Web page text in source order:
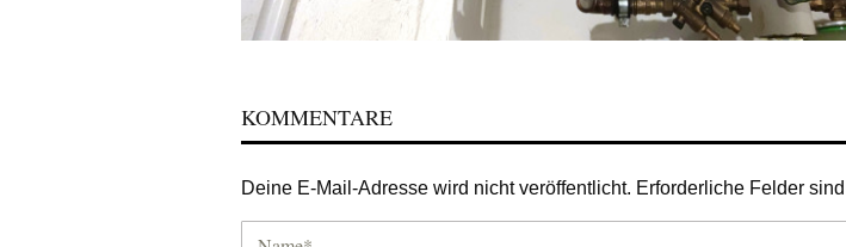
KOMMENTARE
Deine E-Mail-Adresse wird nicht veröffentlicht. Erforderliche Felder